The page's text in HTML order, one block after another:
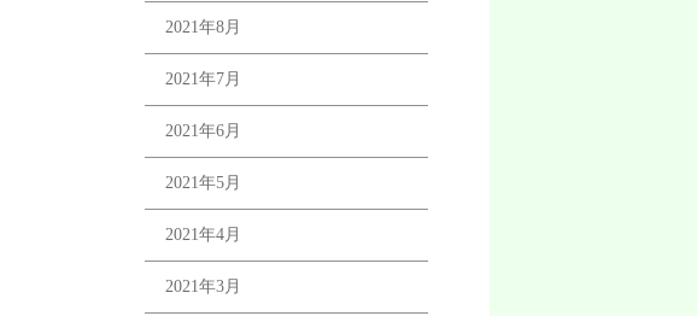
2021年8月
2021年7月
2021年6月
2021年5月
2021年4月
2021年3月